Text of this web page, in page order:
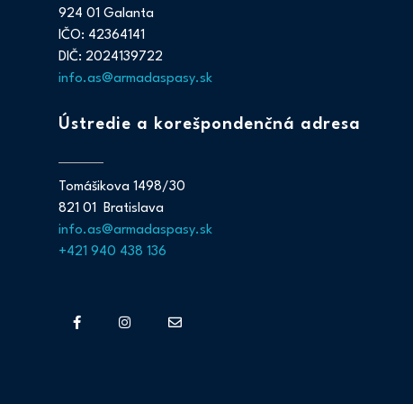
924 01 Galanta
IČO: 42364141
DIČ: 2024139722
info.as@armadaspasy.sk
Ústredie a korešpondenčná adresa
Tomášikova 1498/30
821 01 Bratislava
info.as@armadaspasy.sk
+421 940 438 136